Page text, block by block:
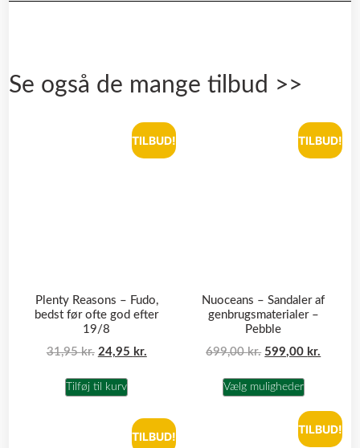
Se også de mange tilbud >>
TILBUD!
Plenty Reasons – Fudo,
bedst før ofte god efter
19/8
31,95kr. 24,95 kr.
Tilføj til kurv
TILBUD!
Nuoceans – Sandaler af
genbrugsmaterialer –
Pebble
699,00kr. 599,00 kr.
Vælg muligheder
TILBUD!
TILBUD!